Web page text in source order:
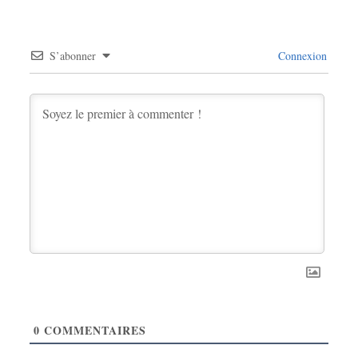
S’abonner Connexion
0 COMMENTAIRES